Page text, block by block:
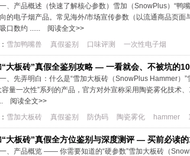
一、产品概述（快速了解核心参数）雪加（SnowPlus）“鸭
的电子烟产品。常见海外/市场宣传参数（以流通商品页
口数约 ......
阅读全文>>
雪加鸭嘴兽 真假鉴别 口味评测 一次性电子烟
“大板砖”真假全鉴别攻略 — 一看就会、不被坑的
一、先弄明白：什么是“雪加大板砖（SnowPlus Hammer）
容量一次性”系列的产品，官方对外宣称采用陶瓷雾化技术
阅读全文>>
雪加大板砖 真假鉴别 防伪码 陶瓷雾化 hammer
“大板砖”真假全方位鉴别与深度测评 — 买前必读
一、产品概览 —— 你需要知道的“硬参数”雪加大板砖（